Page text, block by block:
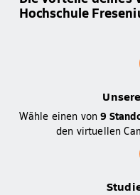
Hochschule
Wähle einen von9
den virtuellen